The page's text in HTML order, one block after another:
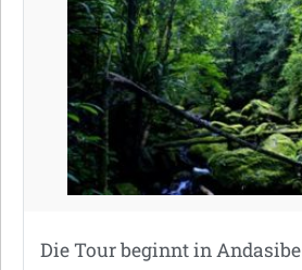
Die Tour beginnt in Andasibe